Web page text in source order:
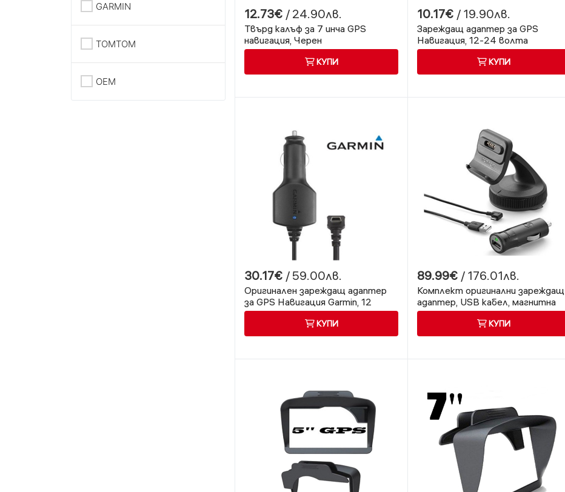
GARMIN
TOMTOM
OEM
12.73€ / 24.90лв.
Твърд калъф за 7 инча GPS
навигация, Черен
КУПИ
10.17€ / 19.90лв.
Зареждащ адаптер за GPS
Навигация, 12-24 волта
КУПИ
30.17€ / 59.00лв.
Оригинален зареждащ адаптер
за GPS Навигация Garmin, 12
волта
КУПИ
89.99€ / 176.01лв.
Комплект оригинални зареждащ
адаптер, USB кабел, магнитна
стойка за TOMTOM GO 52/62
КУПИ